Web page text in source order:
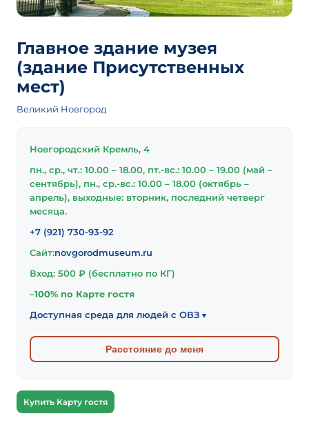
Главное здание музея
(здание Присутственных
мест)
Великий Новгород
Новгородский Кремль, 4
пн., ср., чт.: 10.00 – 18.00, пт.-вс.: 10.00 – 19.00 (май –
сентябрь), пн., ср.-вс.: 10.00 – 18.00 (октябрь –
апрель), выходные: вторник, последний четверг
месяца.
+7 (921) 730-93-92
Сайт:novgorodmuseum.ru
Вход: 500 ₽ (бесплатно по КГ)
–100% по Карте гостя
Доступная среда для людей с ОВЗ ▾
Расстояние до меня
Купить Карту гостя